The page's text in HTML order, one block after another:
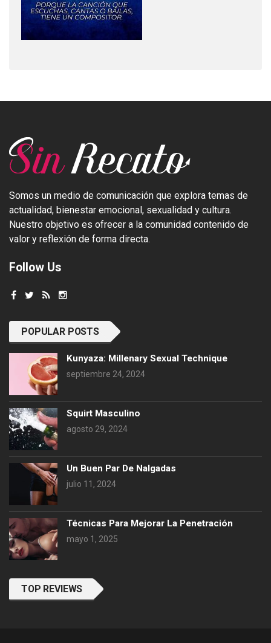
Somos un medio de comunicación que explora temas de
actualidad, bienestar emocional, sexualidad y cultura.
Nuestro objetivo es ofrecer a la comunidad contenido de
valor y reflexión de forma directa.
Follow Us
POPULAR POSTS
Kunyaza: Millenary Sexual Technique
septiembre 24, 2024
Squirt Masculino
agosto 29, 2024
Un Buen Par De Nalgadas
julio 11, 2024
Técnicas Para Mejorar La Penetración
mayo 1, 2025
TOP REVIEWS